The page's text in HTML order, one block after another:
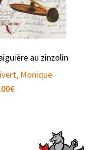
au zinzolin
Monique
€